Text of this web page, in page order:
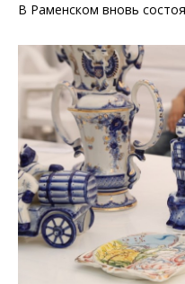
В Раменском вновь